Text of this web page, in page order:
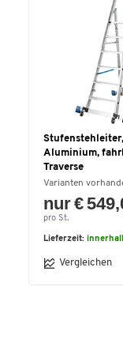
Aluminium,
Traverse
Varianten
nur €
pro St.
Lieferzeit:
Vergleichen